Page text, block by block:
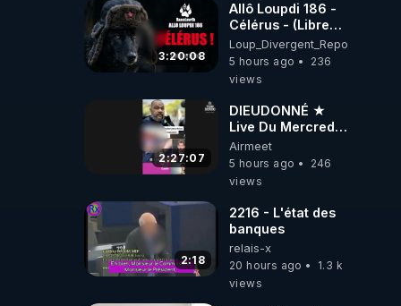
3:20:08
Allô Loupdi 186 -
Célérus - (Libre
Antenne) - Loup
Divergent
2026.08.06
Loup_Divergent_Reposts
5 hours ago
236
views
2:27:07
DIEUDONNÉ ★
Live Du Mercredi
5 Août 2026
Airmeet
5 hours ago
246
views
2:18
2216 - L'état des
banques
relais-x
20 hours ago
1.3 k
views